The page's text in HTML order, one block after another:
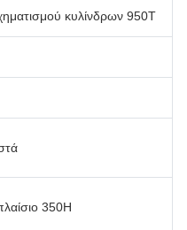
κυλίνδρων 950T
350H